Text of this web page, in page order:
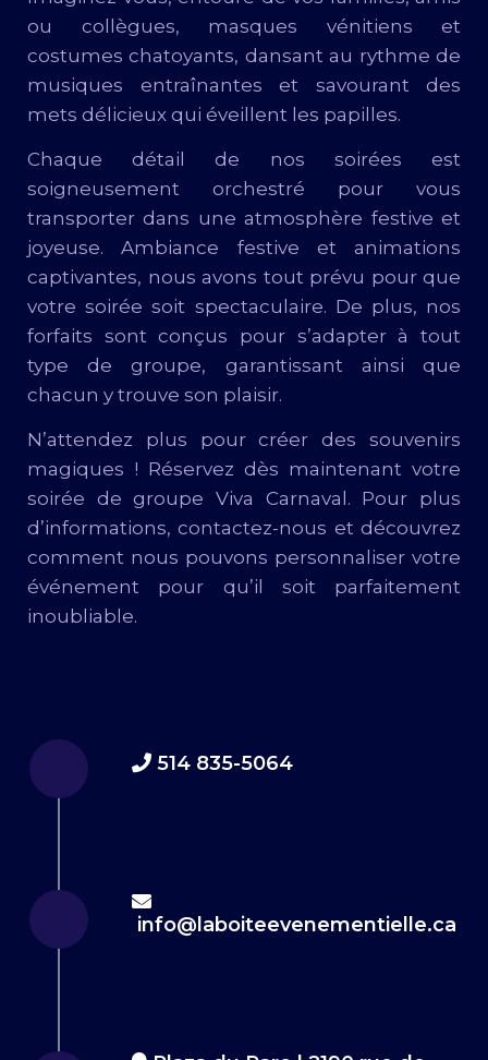
ou collègues, masques vénitiens et
costumes chatoyants, dansant au rythme de
musiques entraînantes et savourant des
mets délicieux qui éveillent les papilles.
Chaque détail de nos soirées est
soigneusement orchestré pour vous
transporter dans une atmosphère festive et
joyeuse. Ambiance festive et animations
captivantes, nous avons tout prévu pour que
votre soirée soit spectaculaire. De plus, nos
forfaits sont conçus pour s’adapter à tout
type de groupe, garantissant ainsi que
chacun y trouve son plaisir.
N’attendez plus pour créer des souvenirs
magiques ! Réservez dès maintenant votre
soirée de groupe Viva Carnaval. Pour plus
d’informations, contactez-nous et découvrez
comment nous pouvons personnaliser votre
événement pour qu’il soit parfaitement
inoubliable.
514 835-5064
info@laboiteevenementielle.ca